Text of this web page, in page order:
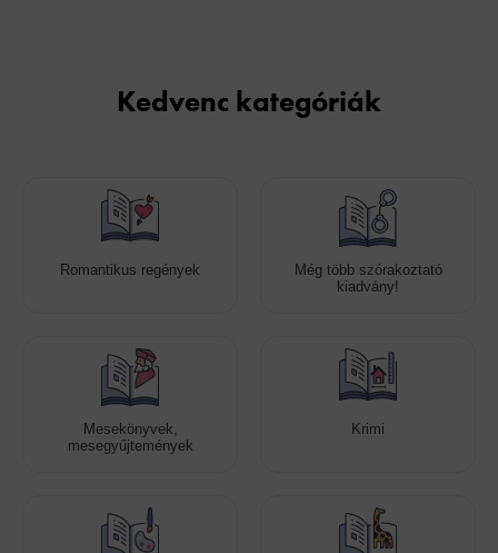
Kedvenc kategóriák
Romantikus regények
Még több szórakoztató
kiadvány!
Mesekönyvek,
mesegyűjtemények
Krimi